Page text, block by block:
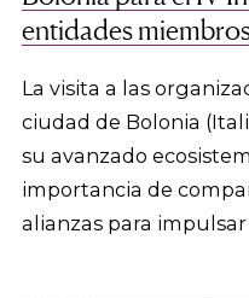
entidades
La visita a las
ciudad de Bolonia
su avanzado
importancia de
alianzas para